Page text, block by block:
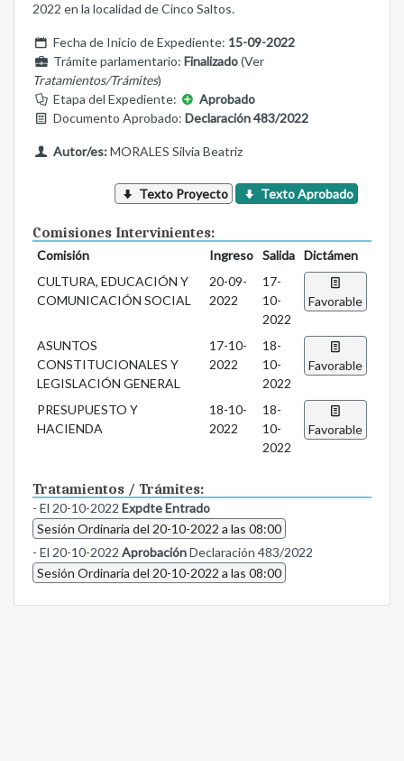
2022 en la localidad de Cinco Saltos.
Fecha de Inicio de Expediente: 15-09-2022
Trámite parlamentario: Finalizado(Ver
Tratamientos/Trámites)
Etapa del Expediente:
Aprobado
Documento Aprobado: Declaración 483/2022
Autor/es:MORALES Silvia Beatriz
Texto Proyecto Texto Aprobado
Comisiones Intervinientes:
Comisión Ingreso Salida
Dictámen
CULTURA, EDUCACIÓN Y
COMUNICACIÓN SOCIAL
20-09-
2022
17-
10-
2022
Favorable
ASUNTOS
CONSTITUCIONALES Y
LEGISLACIÓN GENERAL
17-10-
2022
18-
10-
2022
Favorable
PRESUPUESTO Y
HACIENDA
18-10-
2022
18-
10-
2022
Favorable
Tratamientos / Trámites:
- El 20-10-2022 Expdte Entrado
Sesión Ordinaria del 20-10-2022 a las 08:00
- El 20-10-2022 AprobaciónDeclaración 483/2022
Sesión Ordinaria del 20-10-2022 a las 08:00